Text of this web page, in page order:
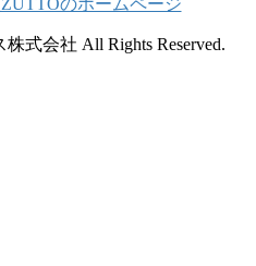
式会社 All Rights Reserved.